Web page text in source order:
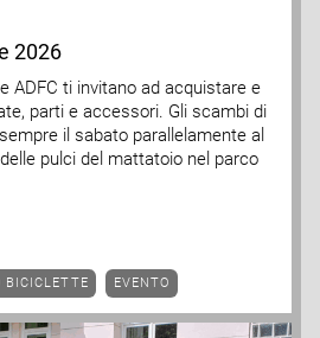
2026
ADFC ti invitano ad acquistare e
parti e accessori. Gli scambi di
il sabato parallelamente al
pulci del mattatoio nel parco
BICICLETTE EVENTO